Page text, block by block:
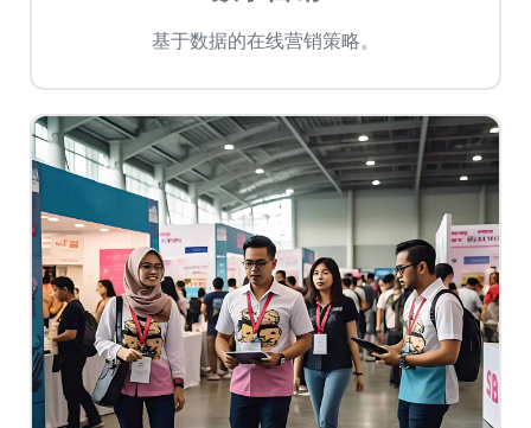
基于数据的在线营销策略。